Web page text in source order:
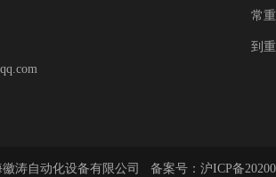
常
到
涛自动化设备有限公司 备案号： 沪ICP备